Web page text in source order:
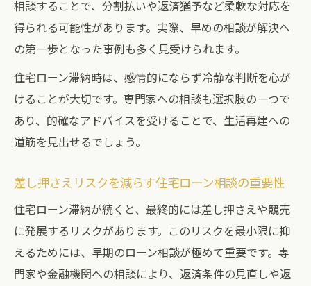
信用情報に残る住宅ローン滞納履歴の注意
点
差し押さえを避けるには早めの相談がカギ
住宅ローン滞納を放置するリスクと早期相
談の意義
金融機関へ住宅ローン滞納を伝えるタイミ
ング
由
早期相談が差し押さえ回避に直結する仕組
み
住宅ローン返済計画見直しのポイントと注
相談することで、分割払いや返済猶予など柔軟な対応を
得られる可能性があります。実際、早めの相談が解決へ
の第一歩となった事例も多く見受けられます。
住宅ローン滞納時は、感情的にならず冷静な判断を心が
けることが大切です。専門家への相談も選択肢の一つで
あり、的確なアドバイスを受けることで、生活再建への
道筋を見出せるでしょう。
差し押さえリスクを減らす住宅ローン相談の重要性
住宅ローン滞納が続くと、最終的には差し押さえや競売
に発展するリスクがあります。このリスクを最小限に抑
えるためには、早期のローン相談が極めて重要です。専
門家や金融機関への相談により、返済条件の見直しや返